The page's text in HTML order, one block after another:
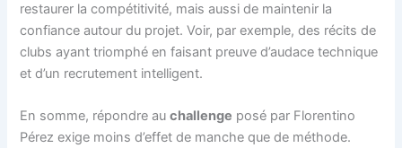
restaurer la compétitivité, mais aussi de maintenir la
confiance autour du projet. Voir, par exemple, des récits de
clubs ayant triomphé en faisant preuve d’audace technique
et d’un recrutement intelligent.
En somme, répondre auchallenge posé par Florentino
Pérez exige moins d’effet de manche que de méthode.